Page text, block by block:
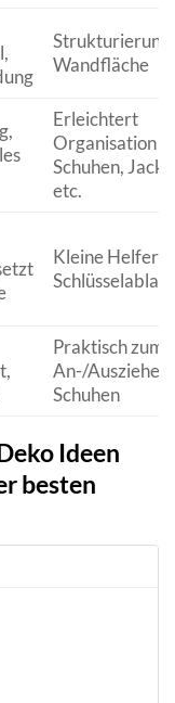
Strukturierung
Wandfläche
Erleichtert
Organisation
Schuhen,
etc.
Kleine Helfer
Praktisch zum
An-/Ausziehen
Schuhen
Ideen
besten